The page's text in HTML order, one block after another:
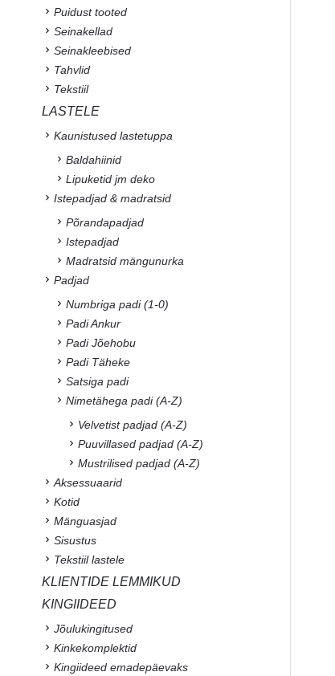
Puidust tooted
Seinakellad
Seinakleebised
Tahvlid
Tekstiil
LASTELE
Kaunistused lastetuppa
Baldahiinid
Lipuketid jm deko
Istepadjad & madratsid
Põrandapadjad
Istepadjad
Madratsid mängunurka
Padjad
Numbriga padi (1-0)
Padi Ankur
Padi Jõehobu
Padi Täheke
Satsiga padi
Nimetähega padi (A-Z)
Velvetist padjad (A-Z)
Puuvillased padjad (A-Z)
Mustrilised padjad (A-Z)
Aksessuaarid
Kotid
Mänguasjad
Sisustus
Tekstiil lastele
KLIENTIDE LEMMIKUD
KINGIIDEED
Jõulukingitused
Kinkekomplektid
Kingiideed emadepäevaks